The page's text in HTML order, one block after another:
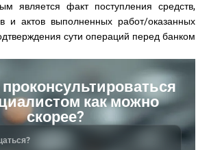
является факт поступления средств,
и актов выполненных работ/оказанных
сути операций перед банком
как можно
скорее?